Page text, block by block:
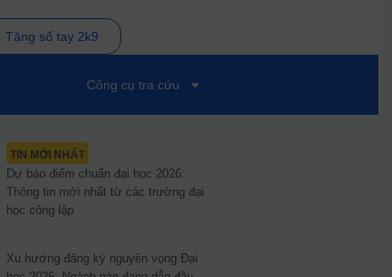
Tặng sổ tay 2k9
Công cụ tra cứu
TIN MỚI NHẤT
Dự báo điểm chuẩn đại học 2026:
Thông tin mới nhất từ các trường đại
học công lập
Xu hướng đăng ký nguyện vọng Đại